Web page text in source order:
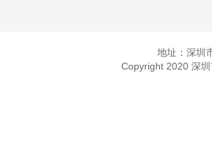
地址：深圳
Copyright 2020 深